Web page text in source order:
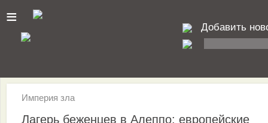
≡ Добавить
Империя зла
Лагерь беженцев в Алеппо: европейские